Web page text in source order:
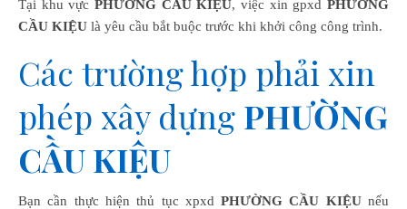
Tại khu vực PHƯỜNG CẦU KIỆU, việc xin gpxdPHƯỜNG
CẦU KIỆU là yêu cầu bắt buộc trước khi khởi công công trình.
Các trường hợp phải xin
phép xây dựng PHƯỜNG
CẦU KIỆU
Bạn cần thực hiện thủ tục xpxdPHƯỜNG CẦU KIỆUnếu